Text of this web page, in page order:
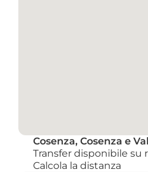
Cosenza, Cosenza e
Transfer disponibile su
Calcola la distanza